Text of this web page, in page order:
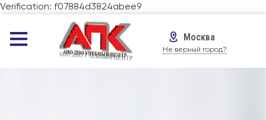
Verification: f07884d3824abee9
Москва
Не верный город?